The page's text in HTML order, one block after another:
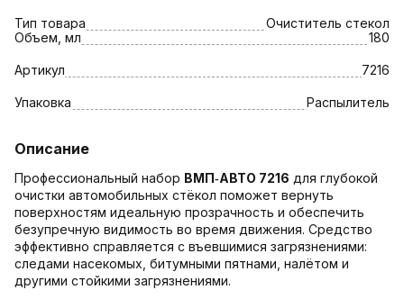
Тип товара
Очиститель стекол
Объем, мл
180
Артикул 7216
Упаковка Распылитель
Описание
Профессиональный набор ВМП‑АВТО 7216 для глубокой
очистки автомобильных стёкол поможет вернуть
поверхностям идеальную прозрачность и обеспечить
безупречную видимость во время движения. Средство
эффективно справляется с въевшимися загрязнениями:
следами насекомых, битумными пятнами, налётом и
другими стойкими загрязнениями.